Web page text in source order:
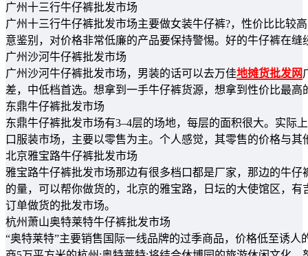
广州十三行牛仔裤批发市场
广州十三行牛仔裤批发市场主要做女装牛仔裤?，性价比比较
意鉴别，对价格非常低廉的产品要保持警惕。好的牛仔裤在
广州沙河牛仔裤批发市场
广州沙河牛仔裤批发市场，男装的话可以去万佳地摊货批发网
差，中低档首选。想拿到一手牛仔裤货源，想拿到性价比最
东鼎牛仔裤批发市场
东鼎牛仔裤批发市场有3–4层的场地，每层的面积很大。实际
口服装市场，主要以零售为主。个人感觉，其零售的价格与
北京雅宝路牛仔裤批发市场
雅宝路牛仔裤批发市场那边有很多档口都是厂家，那边的牛
的量，可以帮你做货的，北京的雅宝路，日坛的大使馆区，
订单做货的批发市场。
杭州萧山奥特莱特牛仔裤批发市场
“奥特莱特”主要销售国际一线品牌的过季商品，价格低至诱